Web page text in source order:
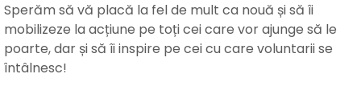
Sperăm să vă placă la fel de mult ca nouă și să îi
mobilizeze la acțiune pe toți cei care vor ajunge să le
poarte, dar și să îi inspire pe cei cu care voluntarii se
întâlnesc!